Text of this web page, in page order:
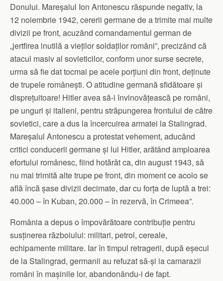
Donului. Mareșalul Ion Antonescu răspunde negativ, la
12 noiembrie 1942, cererii germane de a trimite mai multe
divizii pe front, acuzând comandamentul german de
„jertfirea inutilă a vieților soldaților români”, precizând că
atacul masiv al sovieticilor, conform unor surse secrete,
urma să fie dat tocmai pe acele porțiuni din front, deținute
de trupele românești. O atitudine germană sfidătoare și
disprețuitoare! Hitler avea să-i învinovățească pe români,
pe unguri și italieni, pentru străpungerea frontului de către
sovietici, care a dus la încercuirea armatei la Stalingrad.
Mareșalul Antonescu a protestat vehement, aducând
critici conducerii germane și lui Hitler, arătând amploarea
efortului românesc, fiind hotărât ca, din august 1943, să
nu mai trimită alte trupe pe front, din moment ce acolo se
află încă șase divizii decimate, dar cu forța de luptă a trei:
40.000 – în Kuban, 20.000 – în rezervă, în Crimeea”.
România a depus o împovărătoare contribuție pentru
susținerea războiului: militari, petrol, cereale,
echipamente militare. Iar în timpul retragerii, după eșecul
de la Stalingrad, germanii au refuzat să-și ia camarazii
români în mașinile lor, abandonându-i de fapt.